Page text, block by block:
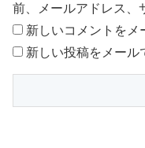
前、メールアドレス、
新しいコメントをメ
新しい投稿をメール